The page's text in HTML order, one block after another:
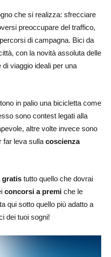
che si realizza: sfrecciare
preoccupare del traffico,
di campagna. Bici da
con la novità assoluta delle
viaggio ideali per una
in palio una bicicletta come
sono contest legati alla
altre volte invece sono
far leva sulla coscienza
gratis tutto quello che dovrai
concorsi a premi che le
qui sotto quello più adatto a
dei tuoi sogni!